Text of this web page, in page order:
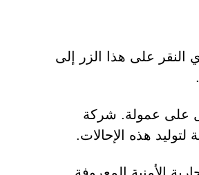
على هذا الزر إلى
على عمولة. شركة
لتوليد هذه الإحالات.